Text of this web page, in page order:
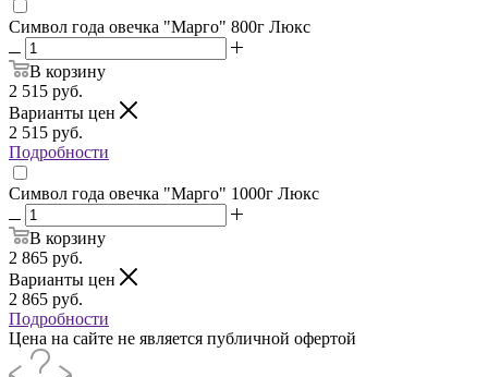
Символ года овечка "Марго" 800г Люкс
В корзину
2 515 руб.
Варианты цен
2 515 руб.
Подробности
Символ года овечка "Марго" 1000г Люкс
В корзину
2 865 руб.
Варианты цен
2 865 руб.
Подробности
Цена на сайте не является публичной офертой